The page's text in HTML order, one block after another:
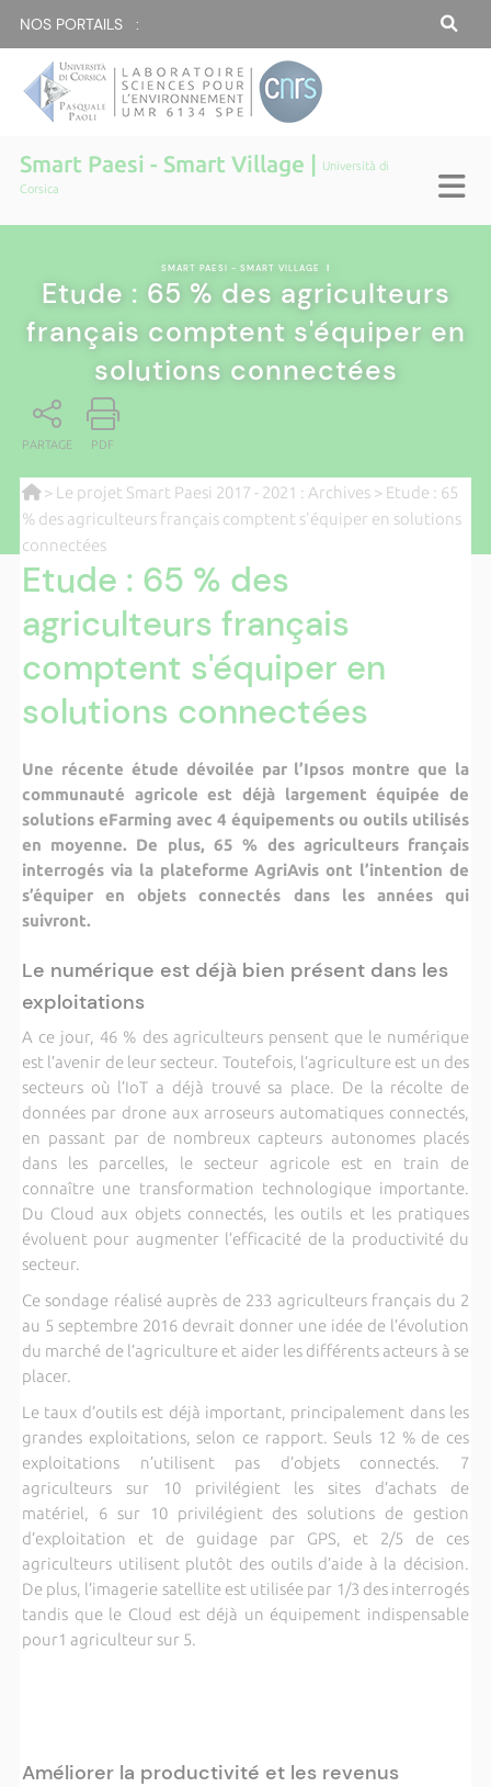
NOS PORTAILS :
Smart Paesi - Smart Village |
Università di
Corsica
SMART PAESI - SMART VILLAGE |
Etude : 65 % des agriculteurs
français comptent s'équiper en
solutions connectées
PARTAGE PDF
> Le projet Smart Paesi 2017 - 2021 : Archives> Etude : 65
% des agriculteurs français comptent s'équiper en solutions
connectées
Etude : 65 % des
agriculteurs français
comptent s'équiper en
solutions connectées
Une récente étude dévoilée par l’Ipsos montre que la
communauté agricole est déjà largement équipée de
solutions eFarming avec 4 équipements ou outils utilisés
en moyenne. De plus, 65 % des agriculteurs français
interrogés via la plateforme AgriAvis ont l’intention de
s’équiper en objets connectés dans les années qui
suivront.
Le numérique est déjà bien présent dans les
exploitations
A ce jour, 46 % des agriculteurs pensent que le numérique
est l’avenir de leur secteur. Toutefois, l’agriculture est un des
secteurs où l’IoT a déjà trouvé sa place. De la récolte de
données par drone aux arroseurs automatiques connectés,
en passant par de nombreux capteurs autonomes placés
dans les parcelles, le secteur agricole est en train de
connaître une transformation technologique importante.
Du Cloud aux objets connectés, les outils et les pratiques
évoluent pour augmenter l’efficacité de la productivité du
secteur.
Ce sondage réalisé auprès de 233 agriculteurs français du 2
au 5 septembre 2016 devrait donner une idée de l’évolution
du marché de l’agriculture et aider les différents acteurs à se
placer.
Le taux d’outils est déjà important, principalement dans les
grandes exploitations, selon ce rapport. Seuls 12 % de ces
exploitations n’utilisent pas d’objets connectés. 7
agriculteurs sur 10 privilégient les sites d’achats de
matériel, 6 sur 10 privilégient des solutions de gestion
d’exploitation et de guidage par GPS, et 2/5 de ces
agriculteurs utilisent plutôt des outils d’aide à la décision.
De plus, l’imagerie satellite est utilisée par 1/3 des interrogés
tandis que le Cloud est déjà un équipement indispensable
pour1 agriculteur sur 5.
Améliorer la productivité et les revenus